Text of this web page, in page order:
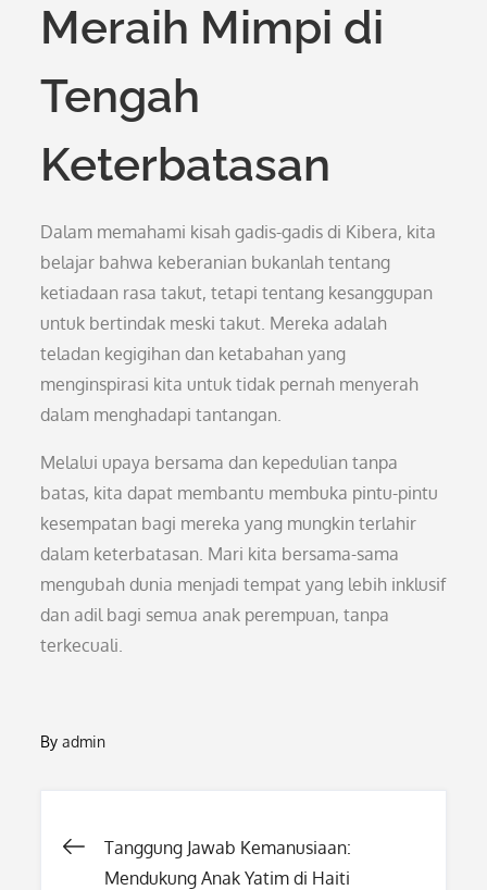
Meraih Mimpi di
Tengah
Keterbatasan
Dalam memahami kisah gadis-gadis di Kibera, kita
belajar bahwa keberanian bukanlah tentang
ketiadaan rasa takut, tetapi tentang kesanggupan
untuk bertindak meski takut. Mereka adalah
teladan kegigihan dan ketabahan yang
menginspirasi kita untuk tidak pernah menyerah
dalam menghadapi tantangan.
Melalui upaya bersama dan kepedulian tanpa
batas, kita dapat membantu membuka pintu-pintu
kesempatan bagi mereka yang mungkin terlahir
dalam keterbatasan. Mari kita bersama-sama
mengubah dunia menjadi tempat yang lebih inklusif
dan adil bagi semua anak perempuan, tanpa
terkecuali.
Byadmin
Post
Tanggung Jawab Kemanusiaan:
Mendukung Anak Yatim di Haiti